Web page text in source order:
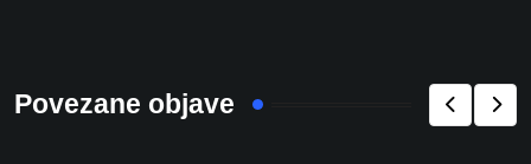
Povezane objave